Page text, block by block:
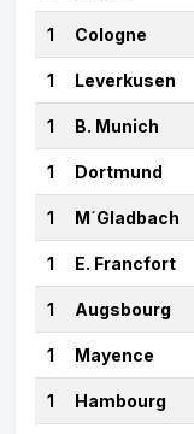
1 Cologne
1 Leverkusen
1 B. Munich
1 Dortmund
1 M´Gladbach
1 E. Francfort
1 Augsbourg
1 Mayence
1 Hambourg